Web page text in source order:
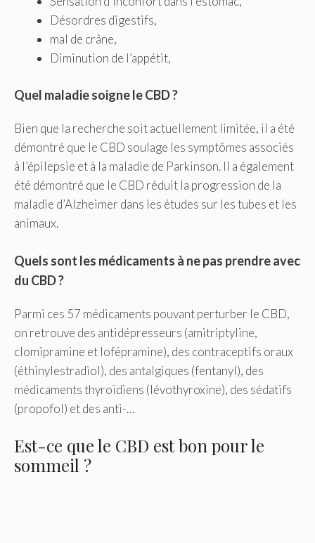
Désordres digestifs,
mal de crâne,
Diminution de l’appétit,
Quel maladie soigne le CBD ?
Bien que la recherche soit actuellement limitée, il a été
démontré que le CBD soulage les symptômes associés
à l’épilepsie et à la maladie de Parkinson. Il a également
été démontré que le CBD réduit la progression de la
maladie d’Alzheimer dans les études sur les tubes et les
animaux.
Quels sont les médicaments à ne pas prendre avec
du CBD ?
Parmi ces 57 médicaments pouvant perturber le CBD,
on retrouve des antidépresseurs (amitriptyline,
clomipramine et lofépramine), des contraceptifs oraux
(éthinylestradiol), des antalgiques (fentanyl), des
médicaments thyroïdiens (lévothyroxine), des sédatifs
(propofol) et des anti-…
Est-ce que le CBD est bon pour le
sommeil ?